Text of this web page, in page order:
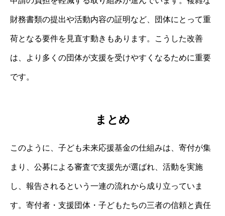
財務書類の提出や活動内容の証明など、団体にとって重
荷となる要件を見直す動きもあります。こうした改善
は、より多くの団体が支援を受けやすくなるために重要
です。
まとめ
このように、子ども未来応援基金の仕組みは、寄付が集
まり、公募による審査で支援先が選ばれ、活動を実施
し、報告されるという一連の流れから成り立っていま
す。寄付者・支援団体・子どもたちの三者の信頼と責任